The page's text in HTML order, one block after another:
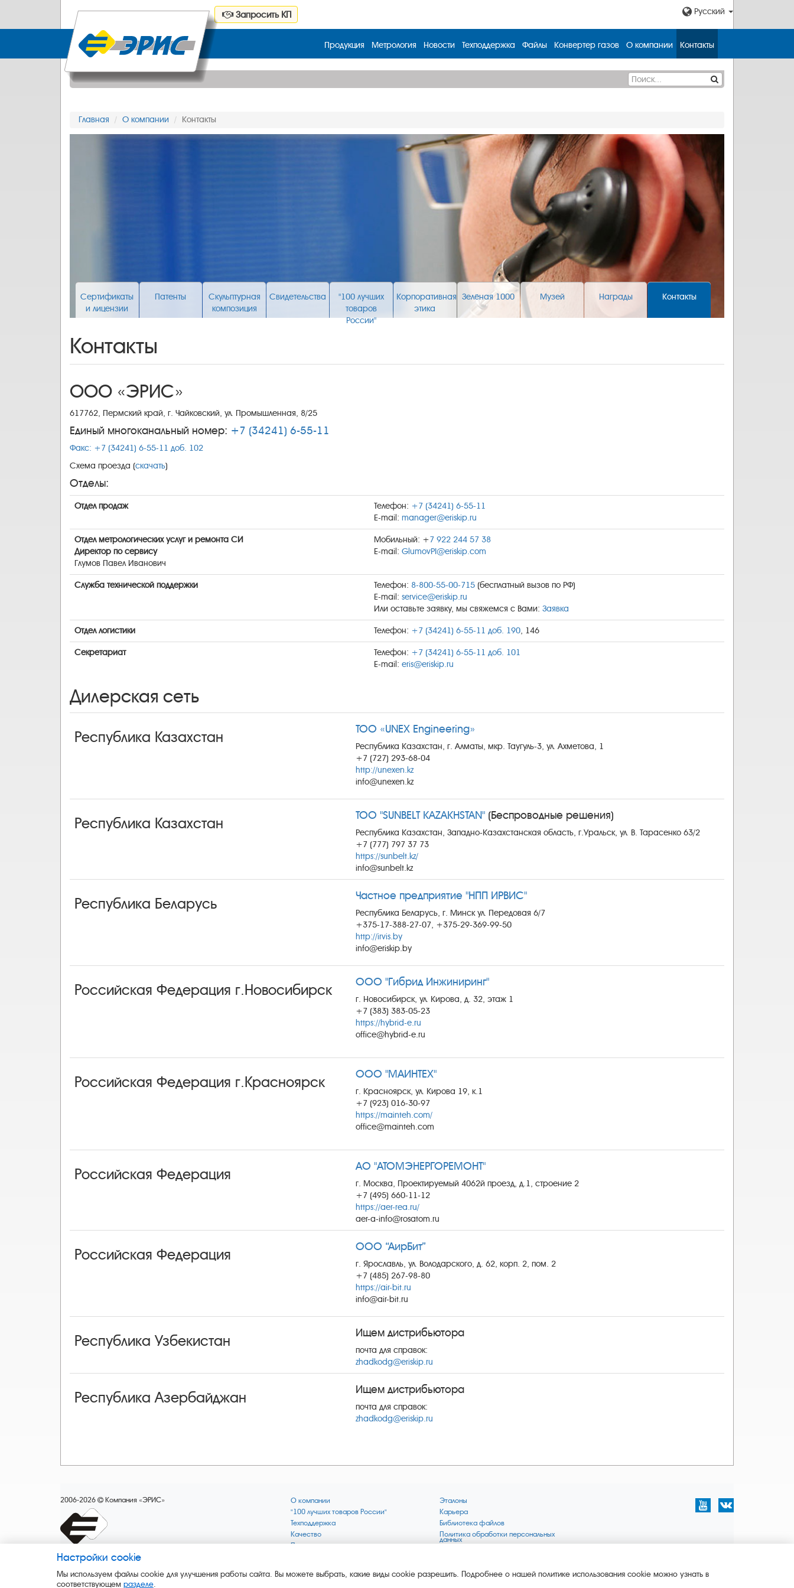
Запросить КП Русский
Продукция Метрология Новости Техподдержка Файлы Конвертер газов О компании Контакты
Главная О компании Контакты
Сертификаты
и лицензии
Патенты
Скульптурная
композиция
Свидетельства
"100 лучших
товаров
России"
Корпоративная
этика
Зелёная 1000 Музей Награды Контакты
Контакты
ООО «ЭРИС»
617762, Пермский край, г. Чайковский, ул. Промышленная, 8/25
Единый многоканальный номер: +7 (34241) 6-55-11
Факс: +7 (34241) 6-55-11 доб. 102
Схема проезда (скачать)
Отделы:
Отдел продаж Телефон: +7 (34241) 6-55-11
E-mail: manager@eriskip.ru
Отдел метрологических услуг и ремонта СИ
Директор по сервису
Глумов Павел Иванович
Мобильный: +7 922 244 57 38
E-mail: GlumovPI@eriskip.com
Служба технической поддержки Телефон: 8-800-55-00-715 (бесплатный вызов по РФ)
E-mail: service@eriskip.ru
Или оставьте заявку, мы свяжемся с Вами: Заявка
Отдел логистики Телефон: +7 (34241) 6-55-11 доб. 190, 146
Секретариат Телефон: +7 (34241) 6-55-11 доб. 101
E-mail: eris@eriskip.ru
Дилерская сеть
Республика Казахстан ТОО «UNEX Engineering»
Республика Казахстан, г. Алматы, мкр. Таугуль-3, ул. Ахметова, 1
+7 (727) 293‒68‒04
http://unexen.kz
info@unexen.kz
Республика Казахстан ТОО "SUNBELT KAZAKHSTAN" (Беспроводные решения)
Республика Казахстан, Западно-Казахстанская область, г.Уральск, ул. В. Тарасенко 63/2
+7 (777) 797 37 73
https://sunbelt.kz/
info@sunbelt.kz
Республика Беларусь Частное предприятие "НПП ИРВИС"
Республика Беларусь, г. Минск ул. Передовая 6/7
+375-17-388-27-07, +375-29-369-99-50
http://irvis.by
info@eriskip.by
Российская Федерация г.Новосибирск ООО "Гибрид Инжиниринг"
г. Новосибирск, ул. Кирова, д. 32, этаж 1
+7 (383) 383-05-23
https://hybrid-e.ru
office@hybrid-e.ru
Российская Федерация г.Красноярск ООО "МАИНТЕХ"
г. Красноярск, ул. Кирова 19, к.1
+7 (923) 016-30-97
https://mainteh.com/
office@mainteh.com
Российская Федерация АО "АТОМЭНЕРГОРЕМОНТ"
г. Москва, Проектируемый 4062й проезд, д.1, строение 2
+7 (495) 660-11-12
https://aer-rea.ru/
aer-a-info@rosatom.ru
Российская Федерация ООО “АирБит”
г. Ярославль, ул. Володарского, д. 62, корп. 2, пом. 2
+7 (485) 267-98-80
https://air-bit.ru
info@air-bit.ru
Республика Узбекистан Ищем дистрибьютора
почта для справок:
zhadkodg@eriskip.ru
Республика Азербайджан Ищем дистрибьютора
почта для справок:
zhadkodg@eriskip.ru
2006-2026 Компания «ЭРИС»
О компании
"100 лучших товаров России"
Техподдержка
Качество
Поверка по редким газам
Пресс-релизы
Эталоны
Карьера
Библиотека файлов
Политика обработки персональных
данных
Зелёная 1000
Настройки cookie
Мы используем файлы cookie для улучшения работы сайта. Вы можете выбрать, какие виды cookie разрешить. Подробнее о нашей политике использования cookie можно узнать в
соответствующем разделе.